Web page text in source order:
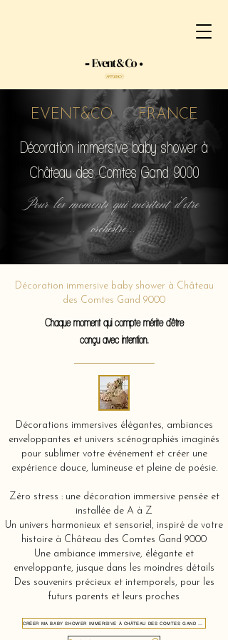
EVENT&CO FRANCE
Décoration immersive baby shower à
Château des Comtes Gand 9000
Pour les moments qui méritent d'etre
orchestré...
Décoration immersive baby shower à Château
des Comtes Gand 9000
Chaque moment qui compte mérite d'être
conçu avec intention.
Décorations immersives élégantes, ambiances
enveloppantes et univers scénographiés imaginés
pour sublimer votre événement et créer une
expérience douce, lumineuse et pleine de poésie.
Zéro stress : une décoration immersive pensée et
installée de A à Z
Un univers harmonieux et sensoriel, inspiré de votre
histoire à Château des Comtes Gand 9000
Une ambiance immersive, élégante et
enveloppante, jusque dans les moindres détails
Des souvenirs précieux et intemporels, pour les
futurs parents et leurs proches